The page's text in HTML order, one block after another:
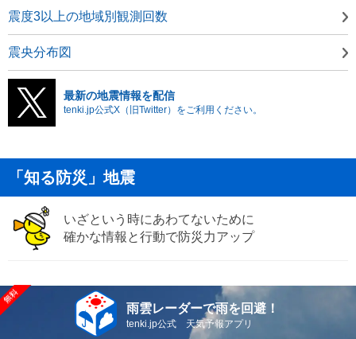
震度3以上の地域別観測回数
震央分布図
最新の地震情報を配信
tenki.jp公式X（旧Twitter）をご利用ください。
「知る防災」地震
いざという時にあわてないために
確かな情報と行動で防災力アップ
雨雲レーダーで雨を回避！
tenki.jp公式 天気予報アプリ